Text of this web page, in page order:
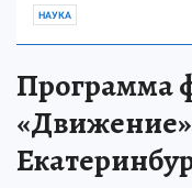
НАУКА
Программа